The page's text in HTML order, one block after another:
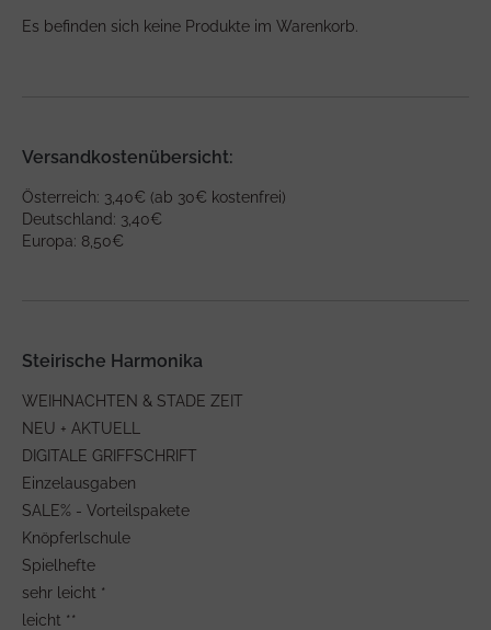
Es befinden sich keine Produkte im Warenkorb.
Versandkostenübersicht:
Österreich: 3,40€ (ab 30€ kostenfrei)
Deutschland: 3,40€
Europa: 8,50€
Steirische Harmonika
WEIHNACHTEN & STADE ZEIT
NEU + AKTUELL
DIGITALE GRIFFSCHRIFT
Einzelausgaben
SALE% - Vorteilspakete
Knöpferlschule
Spielhefte
sehr leicht *
leicht **